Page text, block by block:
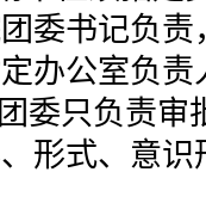
委书记负
办公室负责
委只负责审
形式、意识